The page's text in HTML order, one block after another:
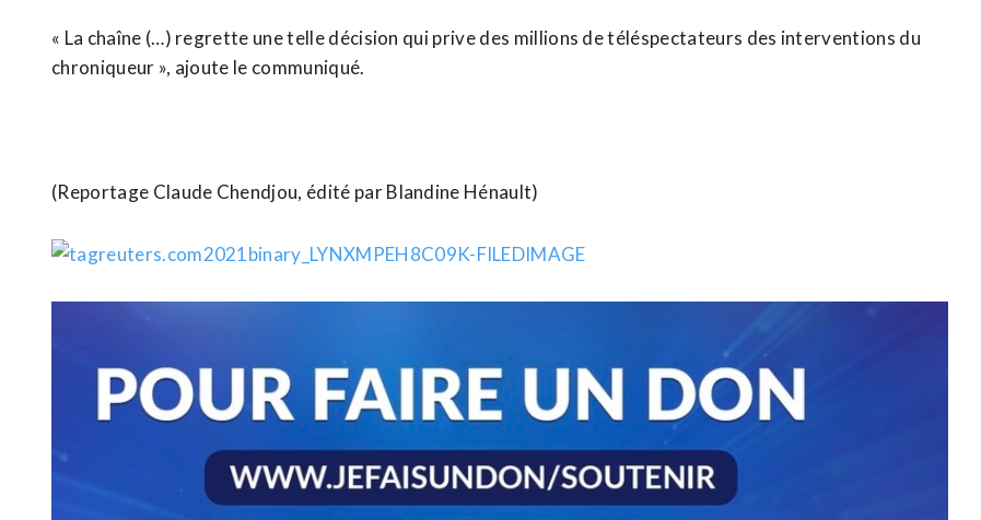
« La chaîne (…) regrette une telle décision qui prive des millions de téléspectateurs des interventions du
chroniqueur », ajoute le communiqué.
(Reportage Claude Chendjou, édité par Blandine Hénault)